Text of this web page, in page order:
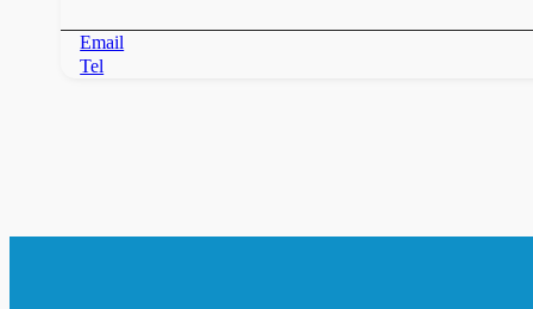
Email
Tel